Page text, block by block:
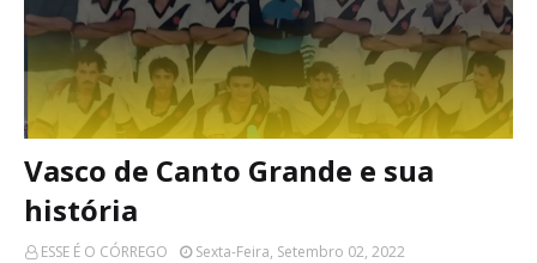
Vasco de Canto Grande e sua
história
ESSE É O CÓRREGO Sexta-Feira, Setembro 02, 2022